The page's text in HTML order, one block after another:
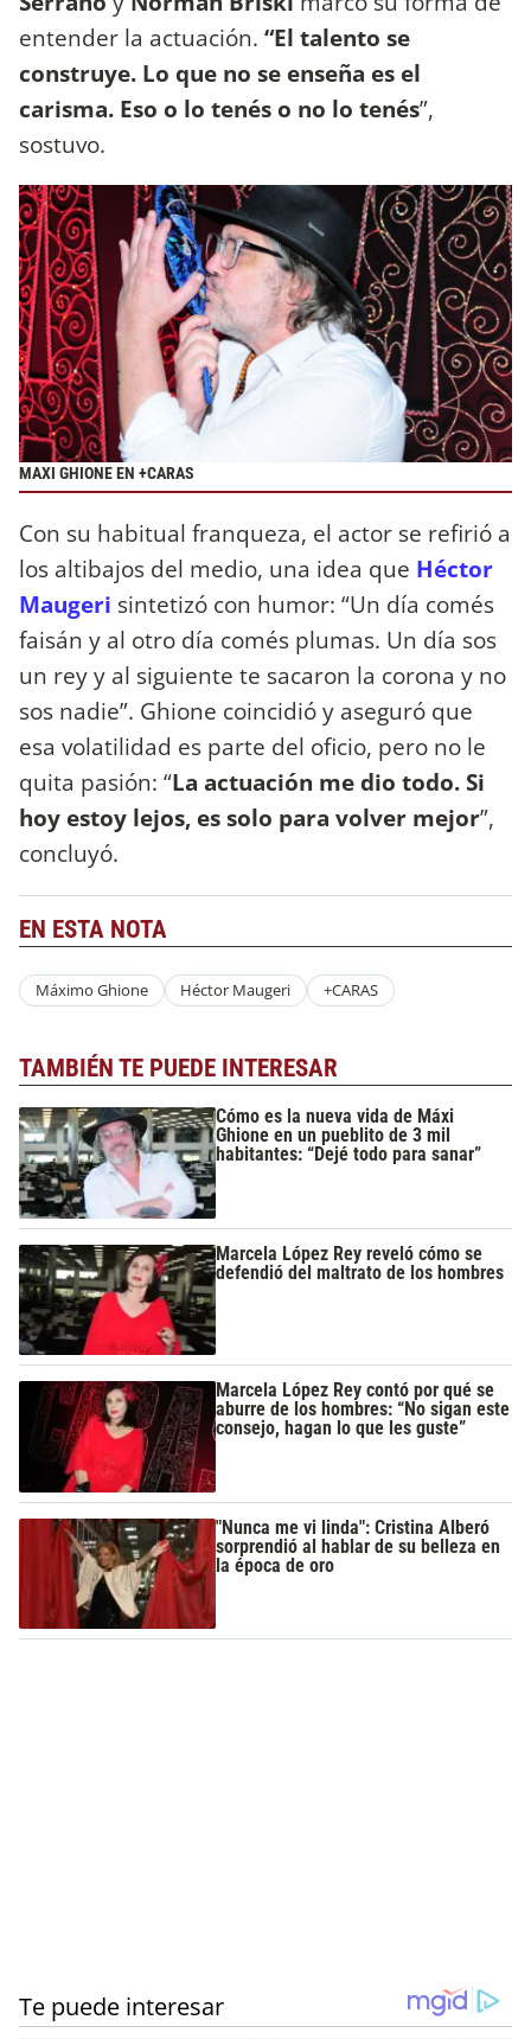
entender la actuación. “El talento se
construye. Lo que no se enseña es el
carisma. Eso o lo tenés o no lo tenés”,
sostuvo.
MAXI GHIONE EN +CARAS
Con su habitual franqueza, el actor se refirió a
los altibajos del medio, una idea que Héctor
Maugeri sintetizó con humor: “Un día comés
faisán y al otro día comés plumas. Un día sos
un rey y al siguiente te sacaron la corona y no
sos nadie”. Ghione coincidió y aseguró que
esa volatilidad es parte del oficio, pero no le
quita pasión: “La actuación me dio todo. Si
hoy estoy lejos, es solo para volver mejor”,
concluyó.
EN ESTA NOTA
Máximo Ghione Héctor Maugeri +CARAS
TAMBIÉN TE PUEDE INTERESAR
Cómo es la nueva vida de Máxi
Ghione en un pueblito de 3 mil
habitantes: “Dejé todo para sanar”
Marcela López Rey reveló cómo se
defendió del maltrato de los hombres
Marcela López Rey contó por qué se
aburre de los hombres: “No sigan este
consejo, hagan lo que les guste”
"Nunca me vi linda": Cristina Alberó
sorprendió al hablar de su belleza en
la época de oro